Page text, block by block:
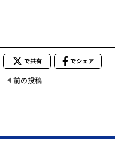
で共有 でシェア
前の投稿